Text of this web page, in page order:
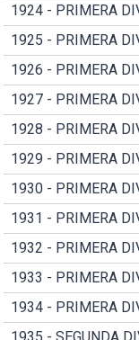
1924 - PRIMERA
1925 - PRIMERA
1926 - PRIMERA
1927 - PRIMERA
1928 - PRIMERA
1929 - PRIMERA
1930 - PRIMERA
1931 - PRIMERA
1932 - PRIMERA
1933 - PRIMERA
1934 - PRIMERA